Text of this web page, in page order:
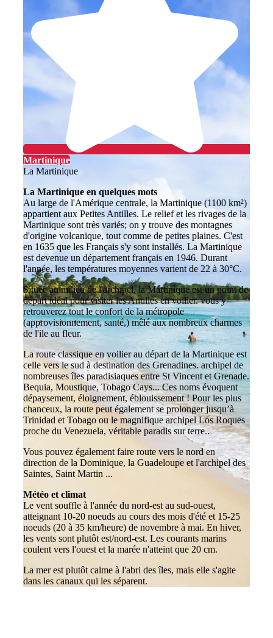
Martinique
La Martinique
La Martinique en quelques mots
Au large de l'Amérique centrale, la Martinique (1100 km²)
appartient aux Petites Antilles. Le relief et les rivages de la
Martinique sont très variés; on y trouve des montagnes
d'origine volcanique, tout comme de petites plaines. C'est
en 1635 que les Français s'y sont installés. La Martinique
est devenue un département français en 1946. Durant
l'année, les températures moyennes varient de 22 à 30°C.
Située au milieu de l'archipel, la Martinique est un point de
départ idéal pour visiter les Antilles en voilier. vous y
retrouverez tout le confort de la métropole
(approvisionnement, santé,) mêlé aux nombreux charmes
de l'ile au fleur.
La route classique en voilier au départ de la Martinique est
celle vers le sud à destination des Grenadines. archipel de
nombreuses îles paradisiaques entre St Vincent et Grenade.
Bequia, Moustique, Tobago Cays... Ces noms évoquent
dépaysement, éloignement, éblouissement ! Pour les plus
chanceux, la route peut également se prolonger jusqu’à
Trinidad et Tobago ou le magnifique archipel Los Roques
proche du Venezuela, véritable paradis sur terre..
Vous pouvez également faire route vers le nord en
direction de la Dominique, la Guadeloupe et l'archipel des
Saintes, Saint Martin ...
Météo et climat
Le vent souffle à l'année du nord-est au sud-ouest,
atteignant 10-20 noeuds au cours des mois d'été et 15-25
noeuds (20 à 35 km/heure) de novembre à mai. En hiver,
les vents sont plutôt est/nord-est. Les courants marins
coulent vers l'ouest et la marée n'atteint que 20 cm.
La mer est plutôt calme à l'abri des îles, mais elle s'agite
dans les canaux qui les séparent.